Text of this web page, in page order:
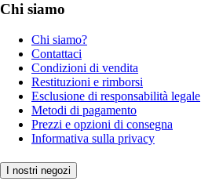
Chi siamo
Chi siamo?
Contattaci
Condizioni di vendita
Restituzioni e rimborsi
Esclusione di responsabilità legale
Metodi di pagamento
Prezzi e opzioni di consegna
Informativa sulla privacy
I nostri negozi